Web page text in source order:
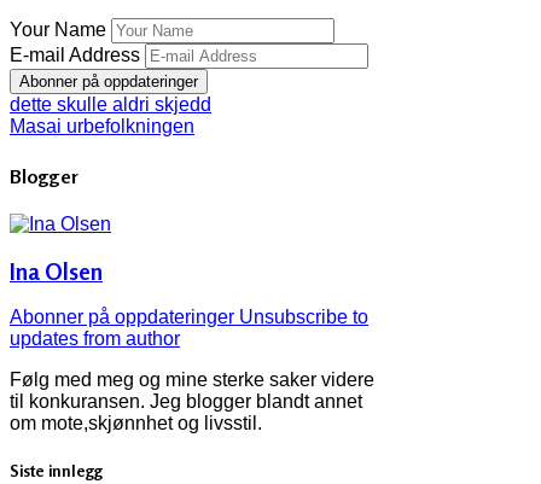
Your Name
E-mail Address
Abonner på oppdateringer
dette skulle aldri skjedd
Masai urbefolkningen
Blogger
Ina Olsen
Abonner på oppdateringer Unsubscribe to
updates from author
Følg med meg og mine sterke saker videre
til konkuransen. Jeg blogger blandt annet
om mote,skjønnhet og livsstil.
Siste innlegg